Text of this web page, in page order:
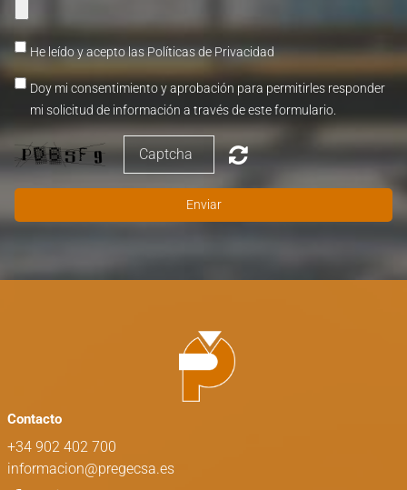
He leído y acepto lasPolíticas de Privacidad
Doy mi consentimiento y aprobación para permitirles responder
mi solicitud de información a través de este formulario.
Enviar
Contacto
+34 902 402 700
informacion@pregecsa.es